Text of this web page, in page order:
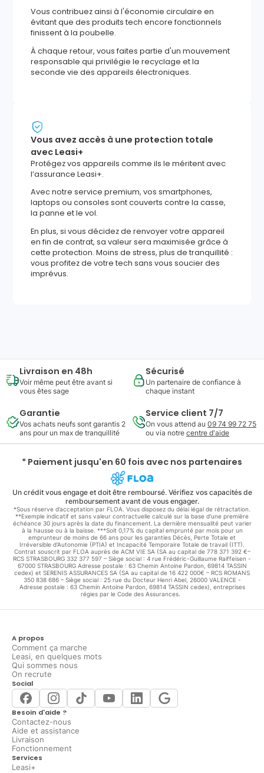
Vous contribuez ainsi à l'économie circulaire en
évitant que des produits tech encore fonctionnels
finissent à la poubelle.
À chaque retour, vous faites partie d'un mouvement
responsable qui privilégie le recyclage et la
seconde vie des appareils électroniques.
Vous avez accès à une protection totale
avec Leasi+
Protégez vos appareils comme ils le méritent avec
l’assurance Leasi+.
Avec notre service premium, vos smartphones,
laptops ou consoles sont couverts contre la casse,
la panne et le vol.
En plus, si vous décidez de renvoyer votre appareil
en fin de contrat, sa valeur sera maximisée grâce à
cette protection. Moins de stress, plus de tranquillité :
vous profitez de votre tech sans vous soucier des
imprévus.
Livraison en 48h
Voir même peut être avant si
vous êtes sage
Sécurisé
Un partenaire de confiance à
chaque instant
Garantie
Vos achats neufs sont garantis 2
ans pour un max de tranquillité
Service client 7/7
On vous attend au 09 74 99 72 75
ou via notre centre d'aide
* Paiement jusqu'en 60 fois avec nos partenaires
Un crédit vous engage et doit être remboursé. Vérifiez vos capacités de
remboursement avant de vous engager.
*Sous réserve d’acceptation par FLOA. Vous disposez du délai légal de rétractation.
**Exemple indicatif et sans valeur contractuelle calculé sur la base d'une première
échéance 30 jours après la date du financement. La dernière mensualité peut varier
à la hausse ou à la baisse. ***Soit 0,17% du capital emprunté par mois pour un
emprunteur de moins de 66 ans pour les garanties Décès, Perte Totale et
Irréversible d'Autonomie (PTIA) et Incapacité Temporaire Totale de travail (ITT).
Contrat souscrit par FLOA auprès de ACM VIE SA (SA au capital de 778 371 392 €–
RCS STRASBOURG 332 377 597 – Siège social : 4 rue Frédéric-Guillaume Raiffeisen -
67000 STRASBOURG Adresse postale : 63 Chemin Antoine Pardon, 69814 TASSIN
cedex) et SERENIS ASSURANCES SA (SA au capital de 16 422 000€ – RCS ROMANS
350 838 686 – Siège social : 25 rue du Docteur Henri Abel, 26000 VALENCE -
Adresse postale : 63 Chemin Antoine Pardon, 69814 TASSIN cedex), entreprises
régies par le Code des Assurances.
A propos
Comment ça marche
Leasi, en quelques mots
Qui sommes nous
On recrute
Social
Besoin d'aide ?
Contactez-nous
Aide et assistance
Livraison
Fonctionnement
Services
Leasi+